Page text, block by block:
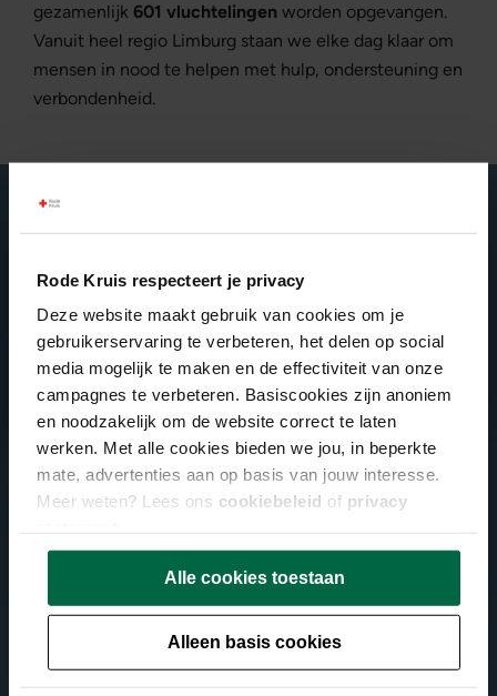
Rode Kruis respecteert je privacy
Deze website maakt gebruik van cookies om je
gebruikerservaring te verbeteren, het delen op social
media mogelijk te maken en de effectiviteit van onze
campagnes te verbeteren. Basiscookies zijn anoniem
en noodzakelijk om de website correct te laten
werken. Met alle cookies bieden we jou, in beperkte
mate, advertenties aan op basis van jouw interesse.
Meer weten? Lees ons cookiebeleid of privacy
Alle cookies toestaan
Alleen basis cookies
gezamenlijk 601 vluchtelingen worden opgevangen.
Vanuit heel regio Limburg staan we elke dag klaar om
mensen in nood te helpen met hulp, ondersteuning en
verbondenheid.